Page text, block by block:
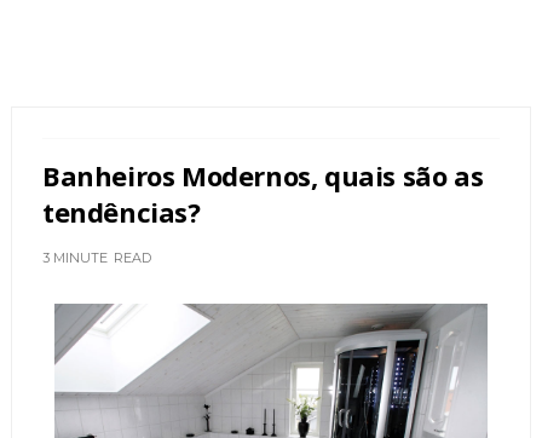
Banheiros Modernos, quais são as
tendências?
3 MINUTE READ